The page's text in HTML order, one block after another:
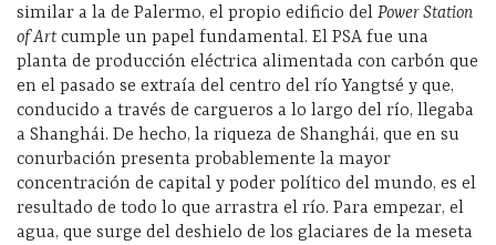
similar a la de Palermo, el propio edificio del Power Station
of Artcumple un papel fundamental. El PSA fue una
planta de producción eléctrica alimentada con carbón que
en el pasado se extraía del centro del río Yangtsé y que,
conducido a través de cargueros a lo largo del río, llegaba
a Shanghái. De hecho, la riqueza de Shanghái, que en su
conurbación presenta probablemente la mayor
concentración de capital y poder político del mundo, es el
resultado de todo lo que arrastra el río. Para empezar, el
agua, que surge del deshielo de los glaciares de la meseta